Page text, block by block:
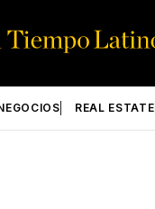
REAL ESTATE